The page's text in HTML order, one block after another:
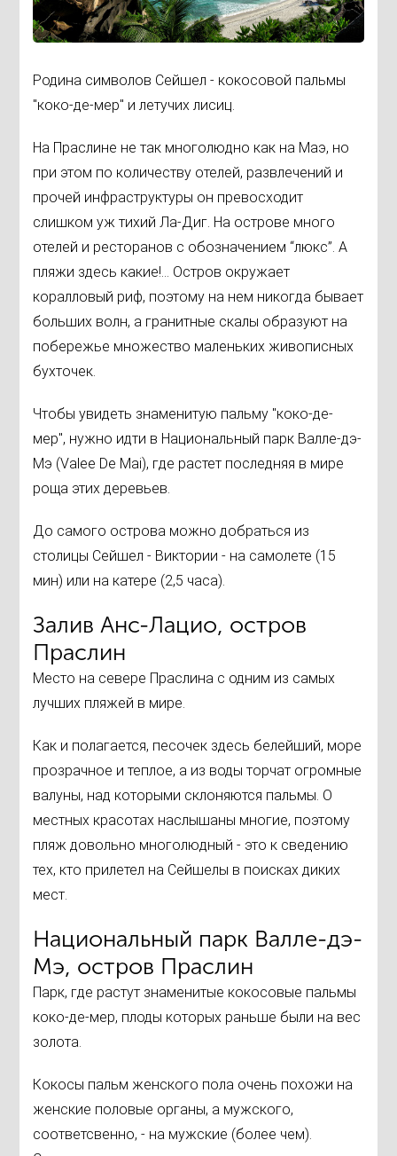
Родина символов Сейшел - кокосовой пальмы
"коко-де-мер" и летучих лисиц.
На Праслине не так многолюдно как на Маэ, но
при этом по количеству отелей, развлечений и
прочей инфраструктуры он превосходит
слишком уж тихий Ла-Диг. На острове много
отелей и ресторанов с обозначением “люкс”. А
пляжи здесь какие!... Остров окружает
коралловый риф, поэтому на нем никогда бывает
больших волн, а гранитные скалы образуют на
побережье множество маленьких живописных
бухточек.
Чтобы увидеть знаменитую пальму "коко-де-
мер", нужно идти в Национальный парк Валле-дэ-
Мэ (Valee De Mai), где растет последняя в мире
роща этих деревьев.
До самого острова можно добраться из
столицы Сейшел - Виктории - на самолете (15
мин) или на катере (2,5 часа).
Залив Анс-Лацио, остров
Праслин
Место на севере Праслина с одним из самых
лучших пляжей в мире.
Как и полагается, песочек здесь белейший, море
прозрачное и теплое, а из воды торчат огромные
валуны, над которыми склоняются пальмы. О
местных красотах наслышаны многие, поэтому
пляж довольно многолюдный - это к сведению
тех, кто прилетел на Сейшелы в поисках диких
мест.
Национальный парк Валле-дэ-
Мэ, остров Праслин
Парк, где растут знаменитые кокосовые пальмы
коко-де-мер, плоды которых раньше были на вес
золота.
Кокосы пальм женского пола очень похожи на
женские половые органы, а мужского,
соответсвенно, - на мужские (более чем).